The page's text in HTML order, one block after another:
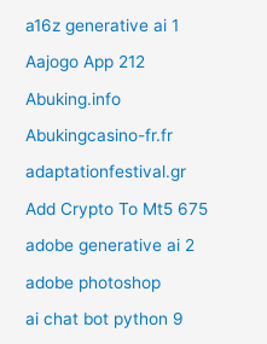
a16z generative ai 1
Aajogo App 212
Abuking.info
Abukingcasino-fr.fr
adaptationfestival.gr
Add Crypto To Mt5 675
adobe generative ai 2
adobe photoshop
ai chat bot python 9